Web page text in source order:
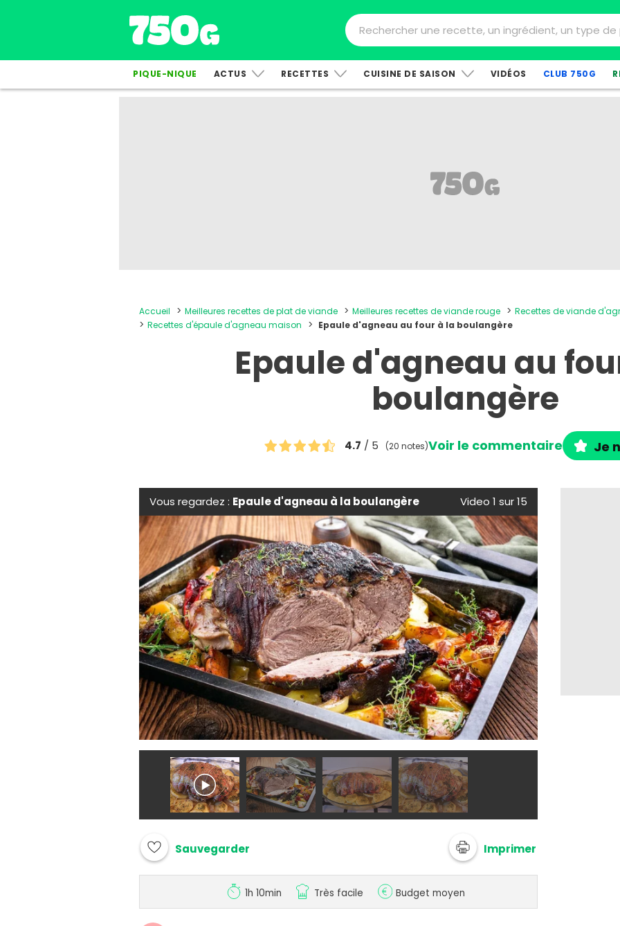
PIQUE-NIQUE ACTUS RECETTES CUISINE DE SAISON VIDÉOS CLUB 750G
Accueil Meilleures recettes de plat de viande Meilleures recettes de viande rouge
Recettes de viande
Recettes d'épaule d'agneau maison
Epaule d'agneau au four à la boulangère
Epaule d'agneau au
boulangère
4.7 / 5 (20 notes)Voir le commentaire Je
Vous regardez : Epaule d'agneau à la boulangère Video 1 sur 15
Sauvegarder Imprimer
1h 10min Très facile Budget moyen